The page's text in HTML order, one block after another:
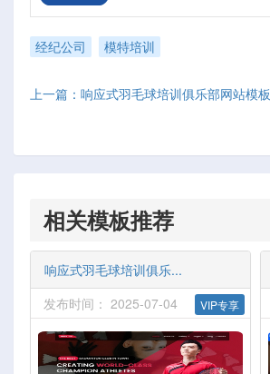
经纪公司 模特培训
上一篇：响应式羽毛球培训俱乐部网站模板
相关模板推荐
响应式羽毛球培训俱乐...
发布时间： 2025-07-04
VIP专享